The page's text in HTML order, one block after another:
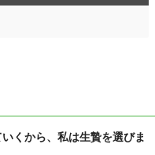
くから、私は生贄を選びま